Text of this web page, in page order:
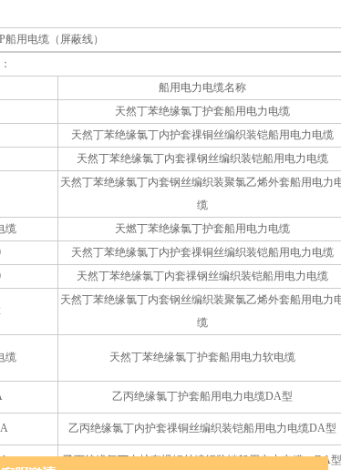
船用电缆（屏蔽线）
船用电力电缆名称
天然丁苯绝缘氯丁护套船用电力电缆
天然丁苯绝缘氯丁内护套祼铜丝编织装铠船用电力电缆
天然丁苯绝缘氯丁内套祼钢丝编织装铠船用电力电缆
天然丁苯绝缘氯丁内套钢丝编织装聚氯乙烯外套船用电力
缆
缆
天燃丁苯绝缘氯丁护套船用电力电缆
天然丁苯绝缘氯丁内护套祼铜丝编织装铠船用电力电缆
天然丁苯绝缘氯丁内套祼钢丝编织装铠船用电力电缆
天然丁苯绝缘氯丁内套钢丝编织装聚氯乙烯外套船用电力
缆
缆 天然丁苯绝缘氯丁护套船用电力软电缆
乙丙绝缘氯丁护套船用电力电缆DA型
乙丙绝缘氯丁内护套祼铜丝编织装铠船用电力电缆DA型
乙丙绝缘氯丁内护套祼钢丝编织装铠船用电力电缆，DA型